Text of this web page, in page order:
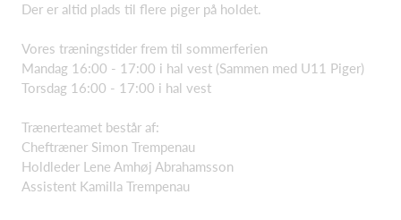
Der er altid plads til flere piger på holdet.
Vores træningstider frem til sommerferien
Mandag 16:00 - 17:00 i hal vest (Sammen med U11 Piger)
Torsdag 16:00 - 17:00 i hal vest
Trænerteamet består af:
Cheftræner Simon Trempenau
Holdleder Lene Amhøj Abrahamsson
Assistent Kamilla Trempenau